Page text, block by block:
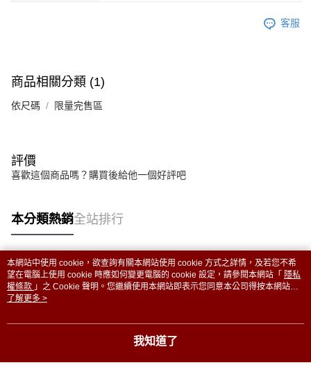
客服
商品相關分類 (1)
依尺碼 限量完售區
評價
喜歡這個商品嗎？購買後給他一個好評吧
本分類熱銷全站排行
熱門標籤
本網站中使用 cookie，欲查詢有關本網站使用 cookie 方式之詳情，及若您不希
望在電腦上使用 cookie 時應如何變更電腦的 cookie 設定，請參閱本網站「 隱私
權條款 」之 Cookie 聲明。您繼續使用本網站即表示您同意本公司得按本網站使
用條款之 Cookie 聲明使用 cookie。
了解更多 >
我知道了